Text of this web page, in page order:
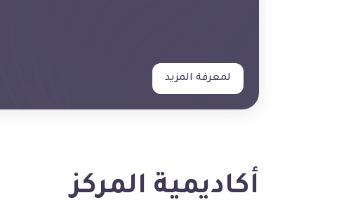
لمعرفة المزيد
أكاديمية المركز